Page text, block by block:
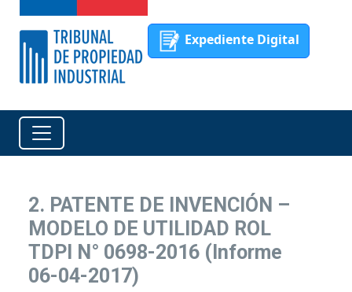
Expediente Digital
2. PATENTE DE INVENCIÓN –
MODELO DE UTILIDAD ROL
TDPI N° 0698-2016 (Informe
06-04-2017)